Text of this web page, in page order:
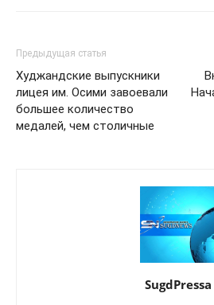
Предыдущая статья
Худжандские выпускники
лицея им. Осими завоевали
большее количество
медалей, чем столичные
SugdPressa